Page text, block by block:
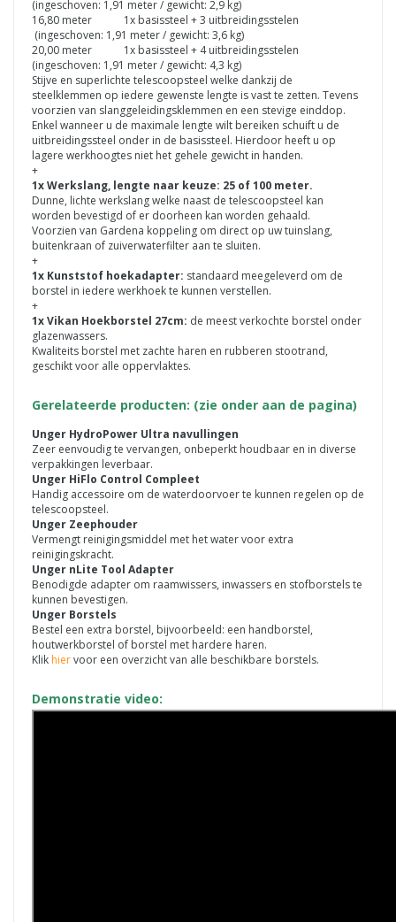
(ingeschoven: 1,91 meter / gewicht: 2,9 kg)
16,80 meter 1x basissteel + 3 uitbreidingsstelen
(ingeschoven: 1,91 meter / gewicht: 3,6 kg)
20,00 meter 1x basissteel + 4 uitbreidingsstelen
(ingeschoven: 1,91 meter / gewicht: 4,3 kg)
Stijve en superlichte telescoopsteel welke dankzij de
steelklemmen op iedere gewenste lengte is vast te zetten. Tevens
voorzien van slanggeleidingsklemmen en een stevige einddop.
Enkel wanneer u de maximale lengte wilt bereiken schuift u de
uitbreidingssteel onder in de basissteel. Hierdoor heeft u op
lagere werkhoogtes niet het gehele gewicht in handen.
+
1x Werkslang, lengte naar keuze: 25 of 100 meter.
Dunne, lichte werkslang welke naast de telescoopsteel kan
worden bevestigd of er doorheen kan worden gehaald.
Voorzien van Gardena koppeling om direct op uw tuinslang,
buitenkraan of zuiverwaterfilter aan te sluiten.
+
1x Kunststof hoekadapter: standaard meegeleverd om de
borstel in iedere werkhoek te kunnen verstellen.
+
1x Vikan Hoekborstel 27cm: de meest verkochte borstel onder
glazenwassers.
Kwaliteits borstel met zachte haren en rubberen stootrand,
geschikt voor alle oppervlaktes.
Gerelateerde producten: (zie onder aan de pagina)
Unger HydroPower Ultra navullingen
Zeer eenvoudig te vervangen, onbeperkt houdbaar en in diverse
verpakkingen leverbaar.
Unger HiFlo Control Compleet
Handig accessoire om de waterdoorvoer te kunnen regelen op de
telescoopsteel.
Unger Zeephouder
Vermengt reinigingsmiddel met het water voor extra
reinigingskracht.
Unger nLite Tool Adapter
Benodigde adapter om raamwissers, inwassers en stofborstels te
kunnen bevestigen.
Unger Borstels
Bestel een extra borstel, bijvoorbeeld: een handborstel,
houtwerkborstel of borstel met hardere haren.
Klik hiervoor een overzicht van alle beschikbare borstels.
Demonstratie video: